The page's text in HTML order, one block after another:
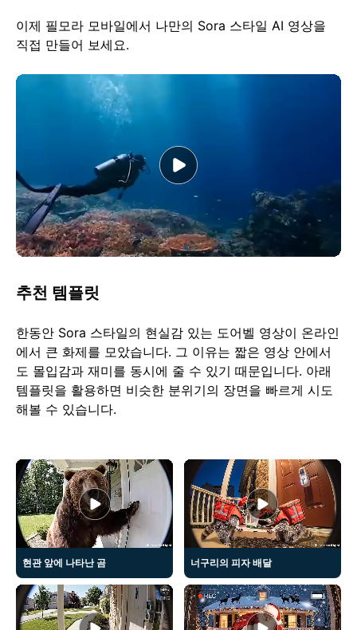
이제 필모라 모바일에서 나만의 Sora 스타일 AI 영상을
직접 만들어 보세요.
추천 템플릿
한동안 Sora 스타일의 현실감 있는 도어벨 영상이 온라인
에서 큰 화제를 모았습니다. 그 이유는 짧은 영상 안에서
도 몰입감과 재미를 동시에 줄 수 있기 때문입니다. 아래
템플릿을 활용하면 비슷한 분위기의 장면을 빠르게 시도
해볼 수 있습니다.
현관 앞에 나타난 곰 너구리의 피자 배달